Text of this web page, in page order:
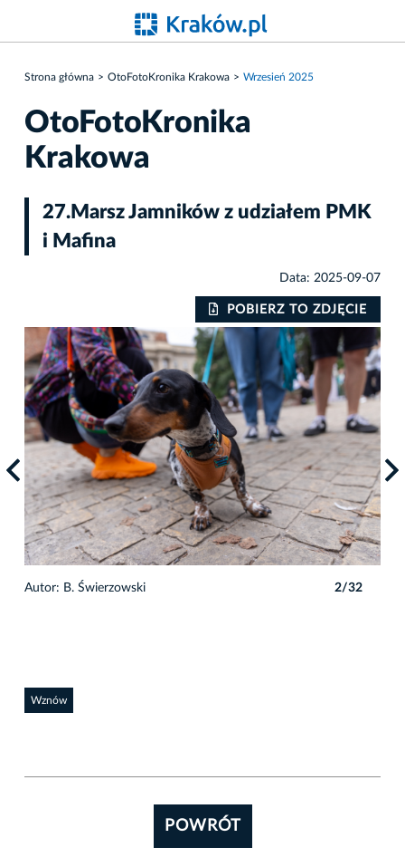
Strona główna OtoFotoKronika Krakowa Wrzesień 2025
OtoFotoKronika
Krakowa
27.Marsz Jamników z udziałem PMK
i Mafina
Data: 2025-09-07
POBIERZ TO ZDJĘCIE
Autor: B. Świerzowski 2/32
Wznów
POWRÓT